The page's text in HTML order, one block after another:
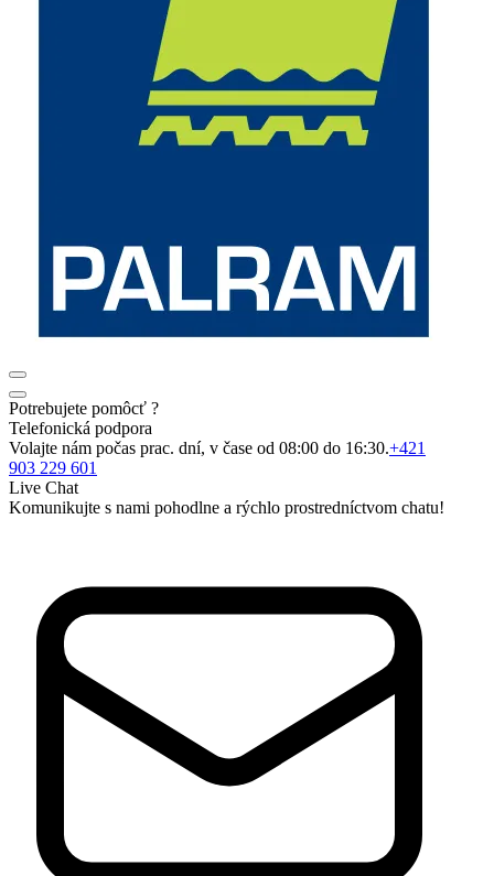
Potrebujete pomôcť ?
Telefonická podpora
Volajte nám počas prac. dní, v čase od 08:00 do 16:30.+421
903 229 601
Live Chat
Komunikujte s nami pohodlne a rýchlo prostredníctvom chatu!